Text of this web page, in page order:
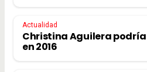
Actualidad
Christina Aguilera
en 2016